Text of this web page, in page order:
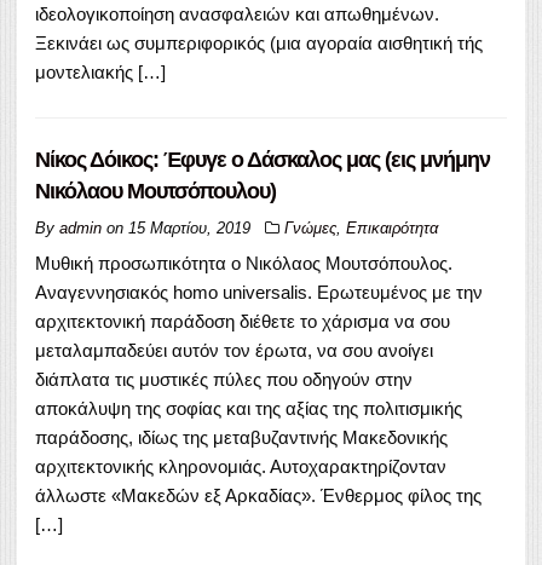
ιδεολογικοποίηση ανασφαλειών και απωθημένων.
Ξεκινάει ως συμπεριφορικός (μια αγοραία αισθητική τής
μοντελιακής […]
Νίκος Δόικος: Έφυγε ο Δάσκαλος μας (εις μνήμην
Νικόλαου Μουτσόπουλου)
By admin on 15 Μαρτίου, 2019 Γνώμες Επικαιρότητα
Μυθική προσωπικότητα ο Νικόλαος Μουτσόπουλος.
Αναγεννησιακός homo universalis. Ερωτευμένος με την
αρχιτεκτονική παράδοση διέθετε το χάρισμα να σου
μεταλαμπαδεύει αυτόν τον έρωτα, να σου ανοίγει
διάπλατα τις μυστικές πύλες που οδηγούν στην
αποκάλυψη της σοφίας και της αξίας της πολιτισμικής
παράδοσης, ιδίως της μεταβυζαντινής Μακεδονικής
αρχιτεκτονικής κληρονομιάς. Αυτοχαρακτηρίζονταν
άλλωστε «Μακεδών εξ Αρκαδίας». Ένθερμος φίλος της
[…]